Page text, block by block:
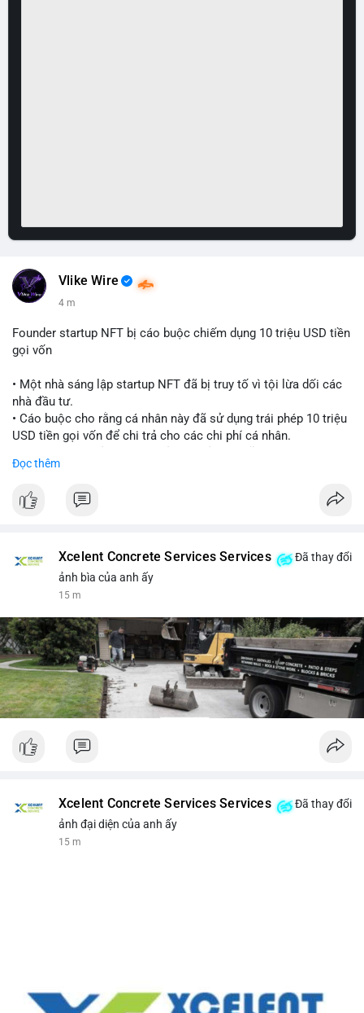
Vlike Wire
4 m
Founder startup NFT bị cáo buộc chiếm dụng 10 triệu USD tiền
gọi vốn
• Một nhà sáng lập startup NFT đã bị truy tố vì tội lừa dối các
nhà đầu tư.
• Cáo buộc cho rằng cá nhân này đã sử dụng trái phép 10 triệu
USD tiền gọi vốn để chi trả cho các chi phí cá nhân.
Web3.
#cryptonews #nft
#titanbot
Đọc thêm
Xcelent Concrete Services Services
Đã thay đổi
ảnh bìa của anh ấy
15 m
Xcelent Concrete Services Services
Đã thay đổi
ảnh đại diện của anh ấy
15 m